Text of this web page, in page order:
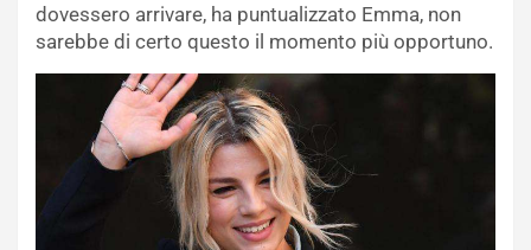
dovessero arrivare, ha puntualizzato Emma, non
sarebbe di certo questo il momento più opportuno.